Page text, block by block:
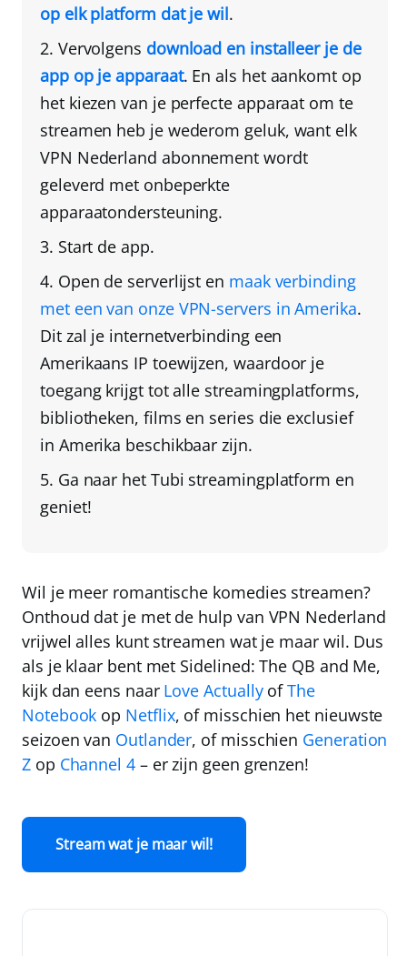
op elk platform dat je wil.
Vervolgens download en installeer je de
app op je apparaat. En als het aankomt op
het kiezen van je perfecte apparaat om te
streamen heb je wederom geluk, want elk
VPN Nederland abonnement wordt
geleverd met onbeperkte
apparaatondersteuning.
Start de app.
Open de serverlijst en maak verbinding
met een van onze VPN-servers in Amerika.
Dit zal je internetverbinding een
Amerikaans IP toewijzen, waardoor je
toegang krijgt tot alle streamingplatforms,
bibliotheken, films en series die exclusief
in Amerika beschikbaar zijn.
Ga naar het Tubi streamingplatform en
geniet!
Wil je meer romantische komedies streamen?
Onthoud dat je met de hulp van VPN Nederland
vrijwel alles kunt streamen wat je maar wil. Dus
als je klaar bent met Sidelined: The QB and Me,
kijk dan eens naar Love ActuallyofThe
Notebook op Netflix, of misschien het nieuwste
seizoen van Outlander, of misschien Generation
Zop Channel 4– er zijn geen grenzen!
Stream wat je maar wil!